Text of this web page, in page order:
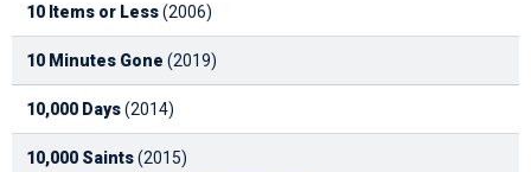
10 Items or Less(2006)
10 Minutes Gone (2019)
10,000 Days(2014)
10,000 Saints(2015)